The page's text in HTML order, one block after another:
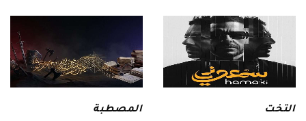
التخت المصطبة